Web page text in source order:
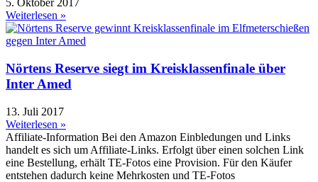
5. Oktober 2017
Weiterlesen »
Nörtens Reserve siegt im Kreisklassenfinale über
Inter Amed
13. Juli 2017
Weiterlesen »
Affiliate-Information Bei den Amazon Einbledungen und Links
handelt es sich um Affiliate-Links. Erfolgt über einen solchen Link
eine Bestellung, erhält TE-Fotos eine Provision. Für den Käufer
entstehen dadurch keine Mehrkosten und TE-Fotos